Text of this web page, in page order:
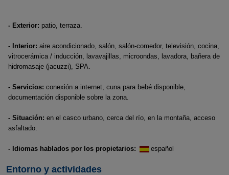
- Exterior: patio, terraza.
- Interior: aire acondicionado, salón, salón-comedor, televisión, cocina,
vitrocerámica / inducción, lavavajillas, microondas, lavadora, bañera de
hidromasaje (jacuzzi), SPA.
- Servicios: conexión a internet, cuna para bebé disponible,
documentación disponible sobre la zona.
- Situación: en el casco urbano, cerca del río, en la montaña, acceso
asfaltado.
- Idiomas hablados por los propietarios: español
Entorno y actividades